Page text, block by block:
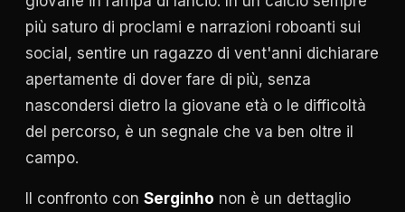
più saturo di proclami e narrazioni roboanti sui
social, sentire un ragazzo di vent'anni dichiarare
apertamente di dover fare di più, senza
nascondersi dietro la giovane età o le difficoltà
del percorso, è un segnale che va ben oltre il
campo.
Il confronto con Serginho non è un dettaglio